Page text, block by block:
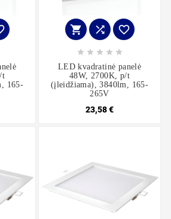
t
165-
  
    
LED kvadratinė panelė
48W, 2700K, p/t
(įleidžiama), 3840lm, 165-
265V
23,58 €